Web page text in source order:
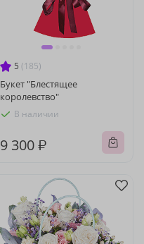
5 (185)
Букет "Блестящее
королевство"
В наличии
9 300 ₽